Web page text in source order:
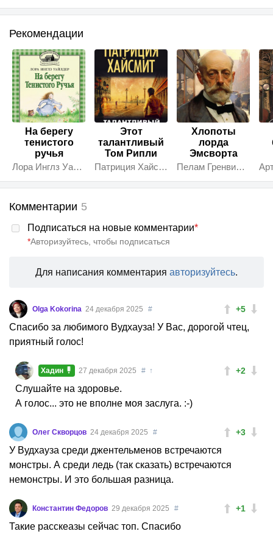
Рекомендации
На берегу
тенистого
ручья
Лора Инглз Уайлдер
Этот
талантливый
Том Рипли
Патриция Хайсмит
Хлопоты
лорда
Эмсворта
Пелам Гренвилл Вудхаус
Комментарии 5
Подписаться на новые комментарии*
*Авторизуйтесь, чтобы подписаться
Для написания комментария авторизуйтесь.
+5
Olga Kokorina 24 декабря 2025 #
Спасибо за любимого Вудхауза! У Вас, дорогой чтец,
приятный голос!
+2
Хадин 27 декабря 2025 # ↑
Слушайте на здоровье.
А голос... это не вполне моя заслуга. :-)
+3
Олег Скворцов 24 декабря 2025 #
У Вудхауза среди джентельменов встречаются
монстры. А среди ледь (так сказать) встречаются
немонстры. И это большая разница.
+1
Константин Федоров 29 декабря 2025 #
Такие расскеазы сейчас топ. Спасибо